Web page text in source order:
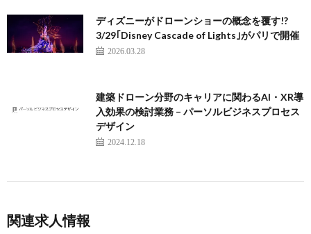
ディズニーがドローンショーの概念を覆す!?
3/29｢Disney Cascade of Lights｣がパリで開催
2026.03.28
建築ドローン分野のキャリアに関わるAI・XR導
入効果の検討業務 – パーソルビジネスプロセス
デザイン
2024.12.18
関連求人情報